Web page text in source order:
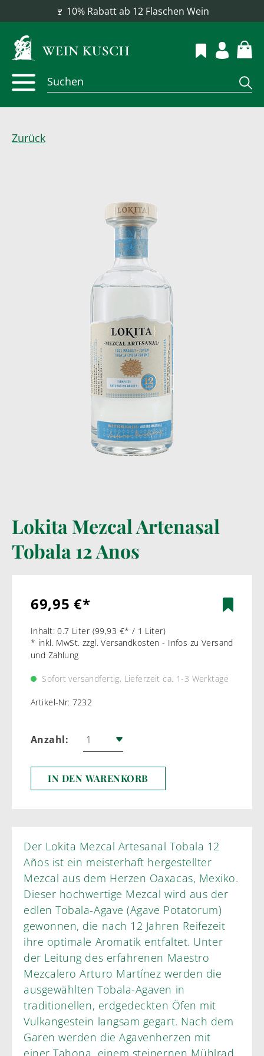
📦 Versandkostenfrei ab 100 €
Zurück
Lokita Mezcal Artenasal
Tobala 12 Anos
69,95 €*
Inhalt:0.7 Liter (99,93 €* / 1 Liter)
* inkl. MwSt. zzgl. Versandkosten - Infos zu Versand
und Zahlung
Sofort versandfertig, Lieferzeit ca. 1-3 Werktage
Artikel-Nr: 7232
Anzahl:
IN DEN WARENKORB
Der Lokita Mezcal Artesanal Tobala 12
Años ist ein meisterhaft hergestellter
Mezcal aus dem Herzen Oaxacas, Mexiko.
Dieser hochwertige Mezcal wird aus der
edlen Tobala-Agave (Agave Potatorum)
gewonnen, die nach 12 Jahren Reifezeit
ihre optimale Aromatik entfaltet. Unter
der Leitung des erfahrenen Maestro
Mezcalero Arturo Martínez werden die
ausgewählten Tobala-Agaven in
traditionellen, erdgedeckten Öfen mit
Vulkangestein langsam gegart. Nach dem
Garen werden die Agavenherzen mit